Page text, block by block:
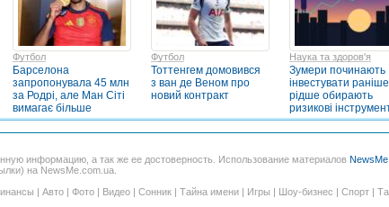
Футбол
Барселона
запропонувала 45 млн
за Родрі, але Ман Сіті
вимагає більше
Футбол
Тоттенгем домовився
з ван де Веном про
новий контракт
Наука та здоров'я
Зумери починають
інвестувати
рідше обирають
ризикові
информацию, а так же ее достоверность. Использование материалов NewsMe
на NewsMe.com.ua.
| Авто | Фото | Видео | Сонник | Тайна имени | Игры | Шоу-бизнес | Спорт |